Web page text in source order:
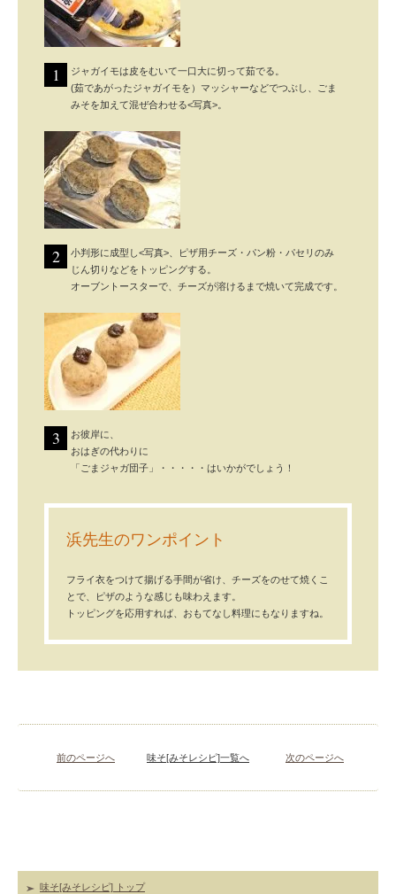
1
ジャガイモは皮をむいて一口大に切って茹でる。
(茹であがったジャガイモを）マッシャーなどでつぶし、ごま
みそを加えて混ぜ合わせる<写真>。
2
小判形に成型し<写真>、ピザ用チーズ・パン粉・パセリのみ
じん切りなどをトッピングする。
オーブントースターで、チーズが溶けるまで焼いて完成です。
3
お彼岸に、
おはぎの代わりに
「ごまジャガ団子」・・・・・はいかがでしょう！
浜先生のワンポイント
フライ衣をつけて揚げる手間が省け、チーズをのせて焼くこ
とで、ピザのような感じも味わえます。
トッピングを応用すれば、おもてなし料理にもなりますね。
前のページへ 味そ[みそレシピ]一覧へ 次のページへ
味そ[みそレシピ] トップ